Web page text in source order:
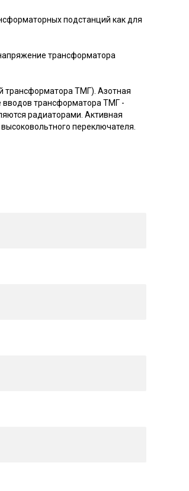
подстанций как для
трансформатора
трансформатора ТМГ). Азотная
вводов трансформатора ТМГ -
радиаторами. Активная
переключателя.